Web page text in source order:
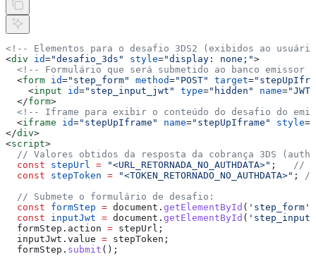
<!-- Elementos para o desafio 3DS2 (exibidos ao
<div id="desafio_3ds" style="display: none;">
<!-- Formulário que será submetido ao banco emissor
  <
form id="step_form" method="POST" target=
    <
input id="step_input_jwt" type="hidden" name="JWT"
  </
form>
<!-- Iframe para exibir o conteúdo do desafio do
  <
iframe id="stepUpIframe" name="stepUpIframe" style=
</div>
<script>
// Valores obtidos da resposta da cobrança 3DS
  const
stepUrl = "<URL_RETORNADA_NO_AUTHDATA>" ;
//
  const
stepToken = "<TOKEN_RETORNADO_NO_AUTHDATA>" ;
//
  // Submete o formulário de desafio:
  const
formStep = document . getElementById ( 'step_form'
  const
inputJwt = document . getElementById (
  formStep
. action = stepUrl ;
  inputJwt
. value = stepToken ;
  formStep
. submit ();